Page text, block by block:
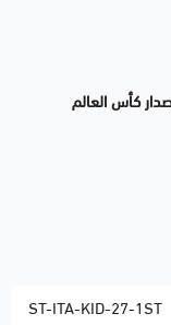
ايطاليا الأساسي 2026 – إصدار كأس العالم
للأطفال
ST-ITA-KID-27-1ST